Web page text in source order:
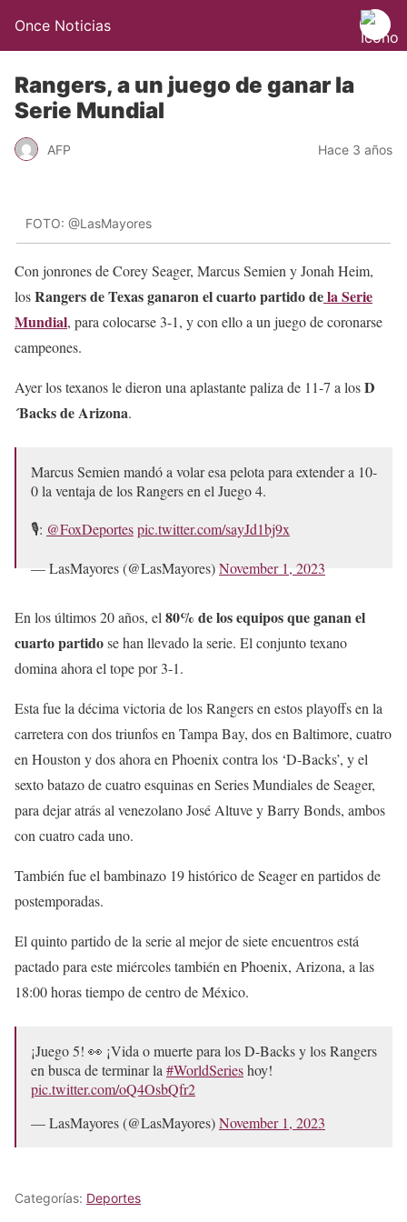
Once Noticias
Rangers, a un juego de ganar la
Serie Mundial
AFP Hace 3 años
FOTO: @LasMayores
Con jonrones de Corey Seager, Marcus Semien y Jonah Heim,
losRangers de Texas ganaron el cuarto partido dela Serie
Mundial, para colocarse 3-1, y con ello a un juego de coronarse
campeones.
Ayer los texanos le dieron una aplastante paliza de 11-7 a losD
´Backs de Arizona.
Marcus Semien mandó a volar esa pelota para extender a 10-
0 la ventaja de los Rangers en el Juego 4.
🎙️: @FoxDeportespic.twitter.com/sayJd1bj9x
— LasMayores (@LasMayores)November 1, 2023
En los últimos 20 años, el 80% de los equipos que ganan el
cuarto partidose han llevado la serie. El conjunto texano
domina ahora el tope por 3-1.
Esta fue la décima victoria de los Rangers en estos playoffs en la
carretera con dos triunfos en Tampa Bay, dos en Baltimore, cuatro
en Houston y dos ahora en Phoenix contra los ‘D-Backs’, y el
sexto batazo de cuatro esquinas en Series Mundiales de Seager,
para dejar atrás al venezolano José Altuve y Barry Bonds, ambos
con cuatro cada uno.
También fue el bambinazo 19 histórico de Seager en partidos de
postemporadas.
El quinto partido de la serie al mejor de siete encuentros está
pactado para este miércoles también en Phoenix, Arizona, a las
18:00 horas tiempo de centro de México.
¡Juego 5! 👀 ¡Vida o muerte para los D-Backs y los Rangers
en busca de terminar la #WorldSerieshoy!
pic.twitter.com/oQ4OsbQfr2
— LasMayores (@LasMayores)November 1, 2023
Categorías: Deportes